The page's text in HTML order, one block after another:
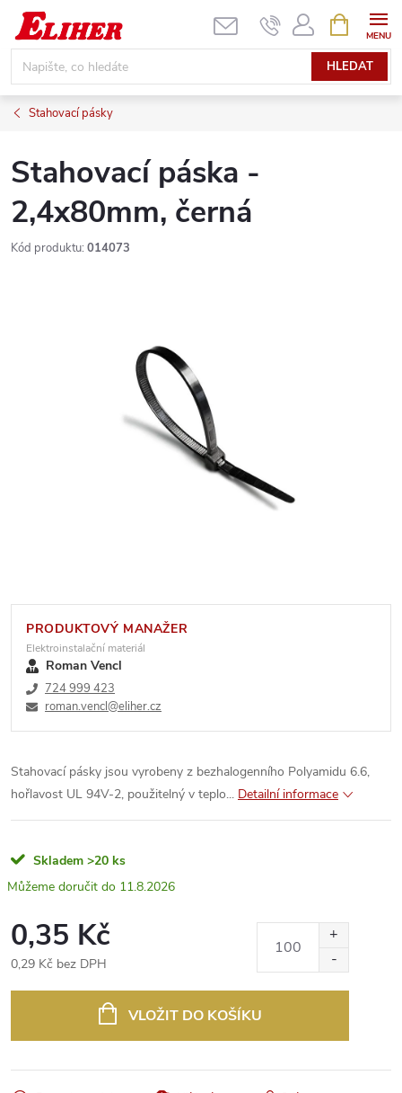
Přejít
obsah
HLEDAT
NÁKUPNÍ
KOŠÍK
Stahovací pásky
Stahovací páska -
2,4x80mm, černá
Kód produktu: 014073
PRODUKTOVÝ MANAŽER
Elektroinstalační materiál
Roman Vencl
724 999 423
roman.vencl@eliher.cz
Stahovací pásky jsou vyrobeny z bezhalogenního Polyamidu 6.6,
hořlavost UL 94V-2, použitelný v teplo... Detailní informace
Skladem >20 ks
11.8.2026
0,35 Kč
0,29 Kč bez DPH
VLOŽIT DO KOŠÍKU